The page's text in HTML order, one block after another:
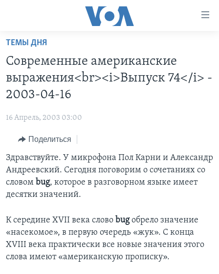
Перейти
основной
контент
Перейти
основной
навигации
Перейти
поиск
ПРОГРАММЫ
ИТОГИ
ПОЧЕМУ ЭТО ВАЖНО?
ДИСКУССИЯ VOA
ДЕТАЛИ
НЬЮ-ЙОРК NEW YORK
ПРОЕКТЫ
НАША АМЕРИКАНСКАЯ ИСТОРИЯ
А КАК В АМЕРИКЕ?
АРТЕФАКТЫ
АМЕРИКАНСКИЕ ГОРОДКИ
ТЕСТЫ
ИНТЕРВЬЮ
ФАКТЫ ПРОТИВ ФЕЙКОВ
ЗА СВОБОДУ ПРЕССЫ
УЧИМ АНГЛИЙСКИЙ
ВИДЕО
Learning English
ТЕМЫ ДНЯ
Современные американские
выражения<br><i>Выпуск 74</i> -
2003-04-16
16 Апрель, 2003 03:00
Поделиться
Здравствуйте. У микрофона Пол Карни и Александр
Андреевский. Сегодня поговорим о сочетаниях со
словом bug, которое в разговорном языке имеет
десятки значений.
К середине XVII века слово bugобрело значение
«насекомое», в первую очередь «жук». С конца
XVIII века практически все новые значения этого
слова имеют «американскую прописку».